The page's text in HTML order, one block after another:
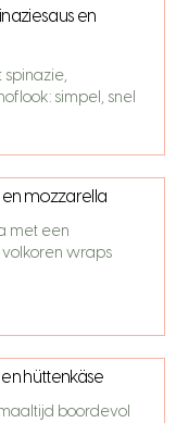
en
spinazie,
simpel, snel
mozzarella
met een
wraps
hüttenkäse
boordevol